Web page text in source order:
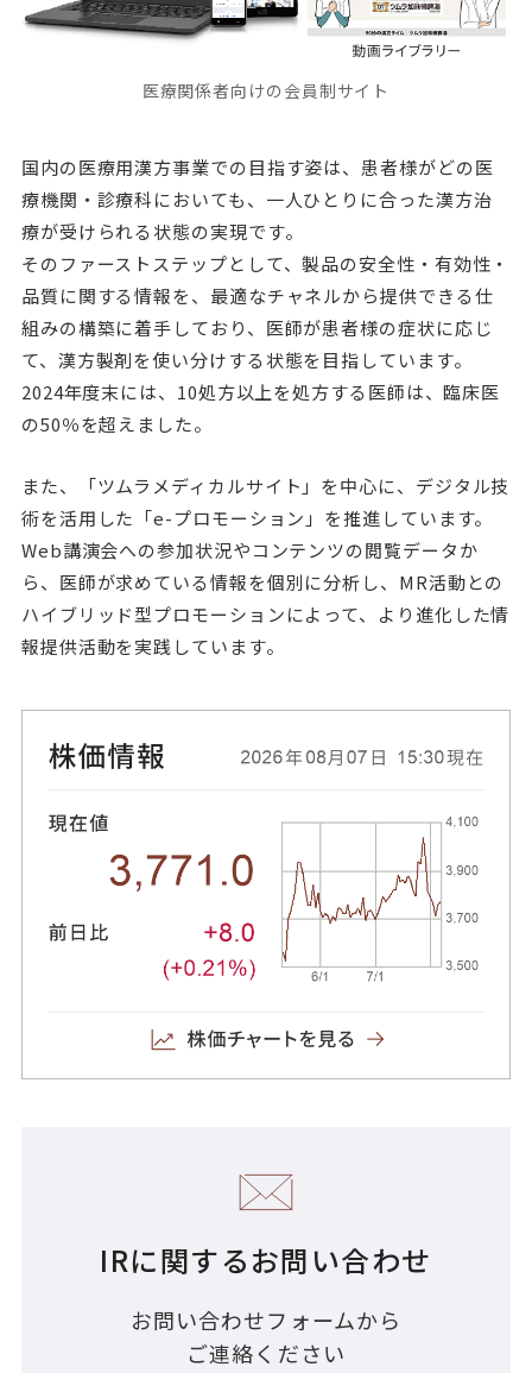
医療関係者向けの会員制サイト
国内の医療用漢方事業での目指す姿は、患者様がどの医
療機関・診療科においても、一人ひとりに合った漢方治
療が受けられる状態の実現です。
そのファーストステップとして、製品の安全性・有効性・
品質に関する情報を、最適なチャネルから提供できる仕
組みの構築に着手しており、医師が患者様の症状に応じ
て、漢方製剤を使い分けする状態を目指しています。
2024年度末には、10処方以上を処方する医師は、臨床医
の50％を超えました。
また、「ツムラメディカルサイト」を中心に、デジタル技
術を活用した「e-プロモーション」を推進しています。
Web講演会への参加状況やコンテンツの閲覧データか
ら、医師が求めている情報を個別に分析し、MR活動との
ハイブリッド型プロモーションによって、より進化した情
報提供活動を実践しています。
IRに関するお問い合わせ
お問い合わせフォームから
ご連絡ください